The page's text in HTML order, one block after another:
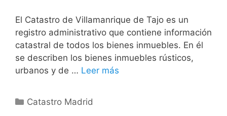
El Catastro de Villamanrique de Tajo es un
registro administrativo que contiene información
catastral de todos los bienes inmuebles. En él
se describen los bienes inmuebles rústicos,
urbanos y de … Leer más
Categorías
Catastro Madrid